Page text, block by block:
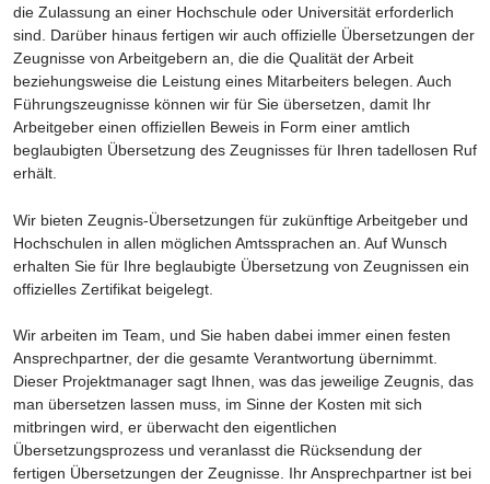
die Zulassung an einer Hochschule oder Universität erforderlich
sind. Darüber hinaus fertigen wir auch offizielle Übersetzungen der
Zeugnisse von Arbeitgebern an, die die Qualität der Arbeit
beziehungsweise die Leistung eines Mitarbeiters belegen. Auch
Führungszeugnisse können wir für Sie übersetzen, damit Ihr
Arbeitgeber einen offiziellen Beweis in Form einer amtlich
beglaubigten Übersetzung des Zeugnisses für Ihren tadellosen Ruf
erhält.
Wir bieten Zeugnis-Übersetzungen für zukünftige Arbeitgeber und
Hochschulen in allen möglichen Amtssprachen an. Auf Wunsch
erhalten Sie für Ihre beglaubigte Übersetzung von Zeugnissen ein
offizielles Zertifikat beigelegt.
Wir arbeiten im Team, und Sie haben dabei immer einen festen
Ansprechpartner, der die gesamte Verantwortung übernimmt.
Dieser Projektmanager sagt Ihnen, was das jeweilige Zeugnis, das
man übersetzen lassen muss, im Sinne der Kosten mit sich
mitbringen wird, er überwacht den eigentlichen
Übersetzungsprozess und veranlasst die Rücksendung der
fertigen Übersetzungen der Zeugnisse. Ihr Ansprechpartner ist bei